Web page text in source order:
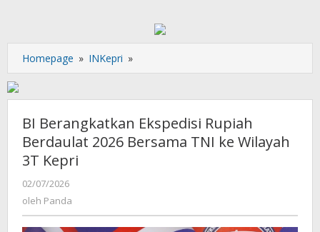
Homepage » INKepri »
Berangkatkan
Rupiah
Berdaulat
2026
Bersama
BI Berangkatkan Ekspedisi Rupiah
Berdaulat 2026 Bersama TNI ke Wilayah
3T Kepri
02/07/2026
oleh Panda